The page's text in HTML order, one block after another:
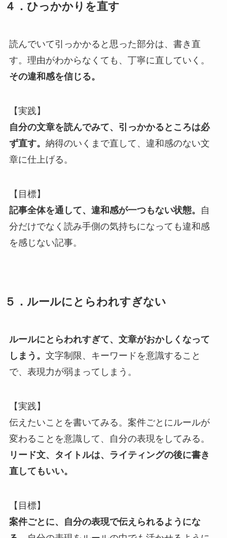
４．ひっかかりを直す
読んでいて引っかかると思った部分は、書き直
す。理由がわからなくても、丁寧に直していく。
その違和感を信じる。
【実践】
自分の文章を読んでみて、引っかかるところは必
ず直す。 納得のいくまで直して、違和感のない文
章に仕上げる。
【目標】
記事全体を通して、違和感が一つもない状態。
自
分だけでなく読み手側の気持ちになっても違和感
を感じない記事。
５．ルールにとらわれすぎない
ルールにとらわれすぎて、文章がおかしくなって
しまう。 文字制限、キーワードを意識すること
で、表現力が弱まってしまう。
【実践】
伝えたいことを書いてみる。案件ごとにルールが
変わることを意識して、自分の表現をしてみる。
リード文、タイトルは、ライティングの後に書き
直してもいい。
【目標】
案件ごとに、自分の表現で伝えられるようにな